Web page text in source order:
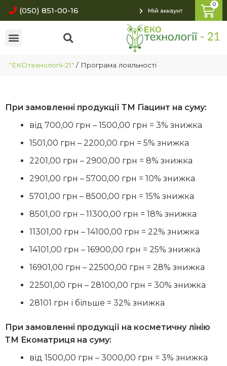
(050) 851-00-16 Мій аккаунт
"ЕКОтехнології-21" / Програма лояльності
При замовленні продукції ТМ Гіацинт на суму:
від 700,00 грн – 1500,00 грн = 3% знижка
1501,00 грн – 2200,00 грн = 5% знижка
2201,00 грн – 2900,00 грн = 8% знижка
2901,00 грн – 5700,00 грн = 10% знижка
5701,00 грн – 8500,00 грн = 15% знижка
8501,00 грн – 11300,00 грн = 18% знижка
11301,00 грн – 14100,00 грн = 22% знижка
14101,00 грн – 16900,00 грн = 25% знижка
16901,00 грн – 22500,00 грн = 28% знижка
22501,00 грн – 28100,00 грн = 30% знижка
28101 грн і більше = 32% знижка
При замовленні продукції на косметичну лінію
ТМ Екоматриця на суму:
від 1500,00 грн – 3000,00 грн = 3% знижка